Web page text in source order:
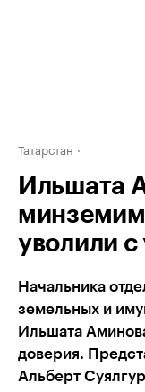
Татарстан
Ильшата
уволили с
Начальника
земельных и
Ильшата
доверия.
Альберт